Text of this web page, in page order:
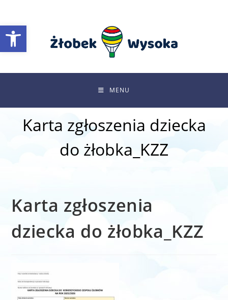
Otwórz pasek narzędzi
content
MENU
Karta zgłoszenia dziecka
do żłobka_KZZ
Karta zgłoszenia
dziecka do żłobka_KZZ